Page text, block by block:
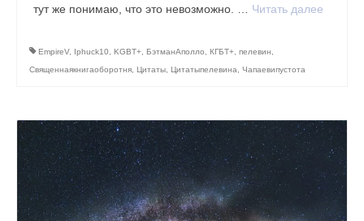
Медитация на реализацию намерения (по
Практика Наполнение энергией
Медитация Сердца
Цитаты, книги
Карлос Кастанеда
тут же понимаю, что это невозможно. … Читать далее
EmpireV, Iphuck10 KGBT+ БэтманАполло КГБТ+ пелевин
Священнаякнигаоборотня Цитаты Цитатыпелевина Чапаевипустота